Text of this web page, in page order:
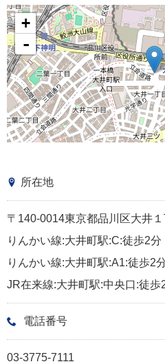
+
-
所在地
〒140-0014東京都品川区大井１
りんかい線:大井町駅:C:徒歩2分
りんかい線:大井町駅:A1:徒歩2
JR在来線:大井町駅:中央口:徒歩
電話番号
03-3775-7111